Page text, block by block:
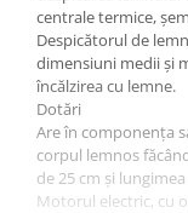
Piese motocultoare
Piese motopompa
Piese pompe
Consumabile
Acumulator
centrale termice,
Despicătorul de
dimensiuni medii și
încălzirea cu lemne.
Dotări
Are în componența
corpul lemnos
de 25 cm și
Motorul electric, cu